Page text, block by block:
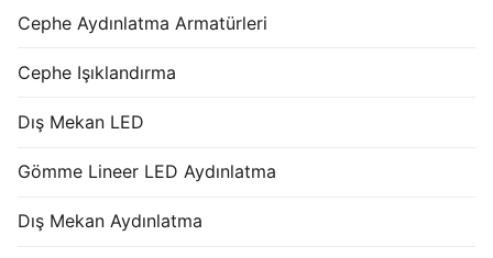
Cephe Aydınlatma Armatürleri
Cephe Işıklandırma
Dış Mekan LED
Gömme Lineer LED Aydınlatma
Dış Mekan Aydınlatma